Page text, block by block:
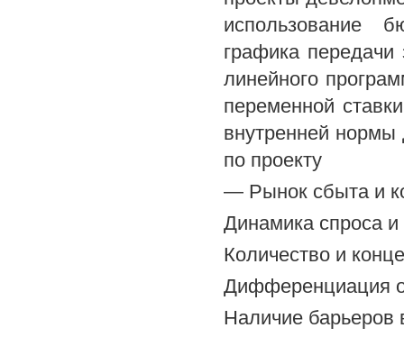
использование
графика передачи
линейного
переменной
внутренней
по проекту
— Рынок сбыта и
Динамика спроса
Количество и
Дифференциация
Наличие барьеров